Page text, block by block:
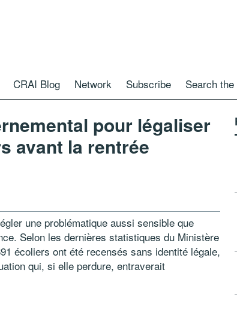
CRAI Blog Network Subscribe Search
pour légaliser
avant la rentrée
une problématique aussi sensible que
Selon les dernières statistiques du Ministère
écoliers ont été recensés sans identité légale,
qui, si elle perdure, entraverait